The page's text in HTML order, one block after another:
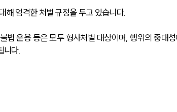
해 엄격한 처벌 규정을 두고 있습니다.
법 운용 등은 모두 형사처벌 대상이며, 행위의 중대
니다.